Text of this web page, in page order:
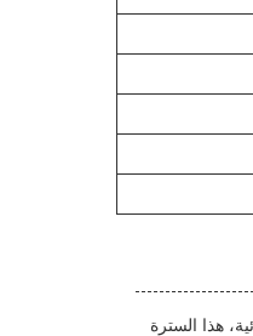
هذا السترة